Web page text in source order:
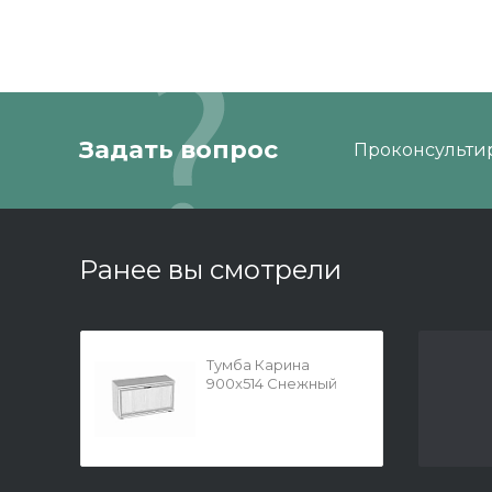
Задать вопрос
Ранее вы смотрели
Тумба Карина
900x514 Снежный